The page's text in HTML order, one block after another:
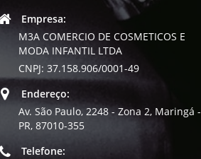
Empresa:
M3A COMERCIO DE COSMETICOS E
MODA INFANTIL LTDA
CNPJ: 37.158.906/0001-49
Endereço:
Av. São Paulo, 2248 - Zona 2, Maringá -
PR, 87010-355
Telefone: